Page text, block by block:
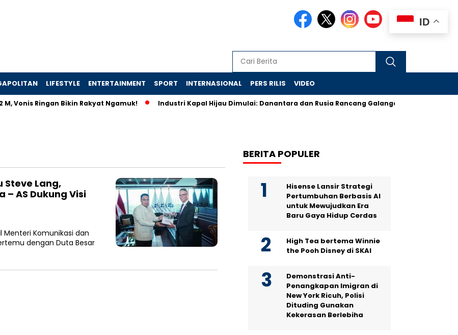
LIFESTYLE ENTERTAINMENT SPORT INTERNASIONAL PERS RILIS VIDEO
Vonis Ringan Bikin Rakyat Ngamuk! Industri Kapal Hijau Dimulai: Danantara dan Rusia Rancang Galangan Bersih
Steve Lang,
AS Dukung Visi
Menteri Komunikasi dan
dengan Duta Besar
BERITA POPULER
Hisense Lansir Strategi
Pertumbuhan Berbasis AI
untuk Mewujudkan Era
Baru Gaya Hidup Cerdas
High Tea bertema Winnie
the Pooh Disney di SKAI
Demonstrasi Anti-
Penangkapan Imigran di
New York Ricuh, Polisi
Dituding Gunakan
Kekerasan Berlebiha
ID